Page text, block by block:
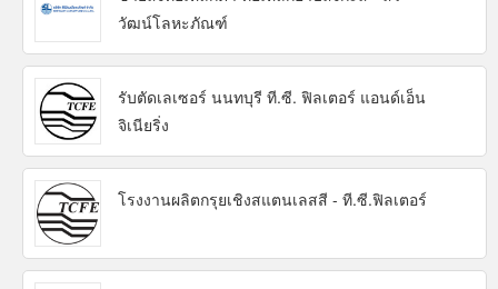
วัฒน์โลหะภัณฑ์
รับตัดเลเซอร์ นนทบุรี ที.ซี. ฟิลเตอร์ แอนด์เอ็น
จิเนียริ่ง
โรงงานผลิตกรุยเชิงสแตนเลสสี - ที.ซี.ฟิลเตอร์